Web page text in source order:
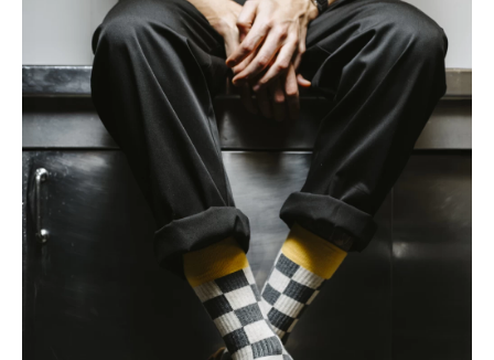
Accesorios
Chef
Personalizado
Inspírate
DE